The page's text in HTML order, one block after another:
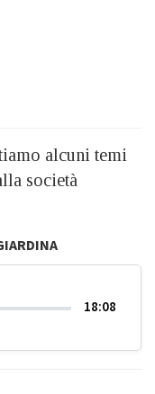
alcuni temi
società
18:08